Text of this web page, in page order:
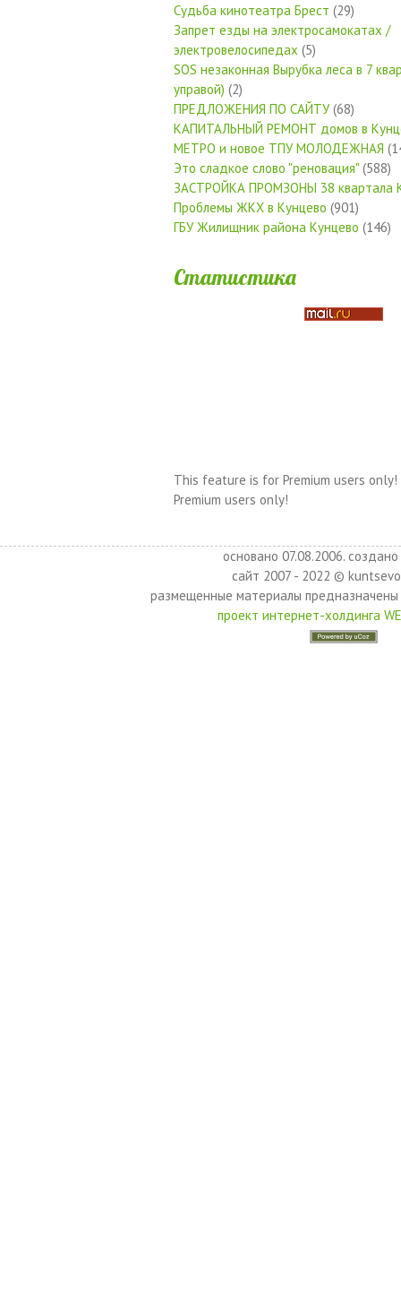
Судьба кинотеатра Брест (29)
Запрет езды на электросамокатах /
электровелосипедах (5)
SOS незаконная Вырубка леса в 7
управой) (2)
ПРЕДЛОЖЕНИЯ ПО САЙТУ(68)
КАПИТАЛЬНЫЙ РЕМОНТ домов в
МЕТРО и новое ТПУ МОЛОДЕЖНАЯ
Это сладкое слово "реновация" (588)
ЗАСТРОЙКА ПРОМЗОНЫ 38 квартала
Проблемы ЖКХ в Кунцево (901)
ГБУ Жилищник района Кунцево (146)
Статистика
This feature is for Premium users only!
Premium users only!
основано 07.08.2006.
сайт 2007 - 2022 ©
размещенные материалы
проект интернет-холдинга